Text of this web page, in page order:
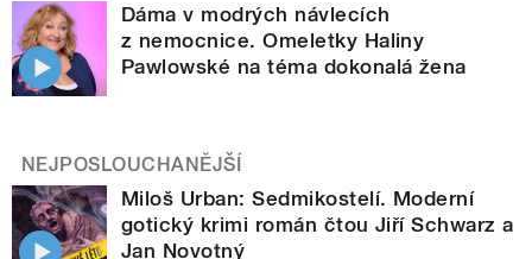
Dáma v modrých návlecích
z nemocnice. Omeletky Haliny
Pawlowské na téma dokonalá žena
NEJPOSLOUCHANĚJŠÍ
Miloš Urban: Sedmikostelí. Moderní
gotický krimi román čtou Jiří Schwarz a
Jan Novotný